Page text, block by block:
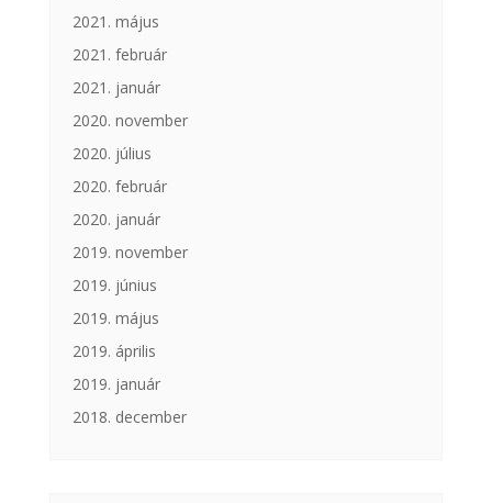
2021. május
2021. február
2021. január
2020. november
2020. július
2020. február
2020. január
2019. november
2019. június
2019. május
2019. április
2019. január
2018. december